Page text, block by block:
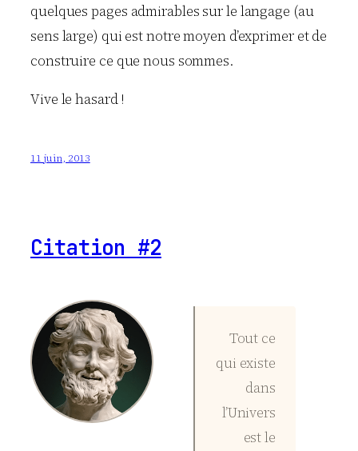
quelques pages admirables sur le langage (au
sens large) qui est notre moyen d’exprimer et de
construire ce que nous sommes.
Vive le hasard !
11 juin, 2013
Citation #2
Tout ce
qui existe
dans
l’Univers
est le